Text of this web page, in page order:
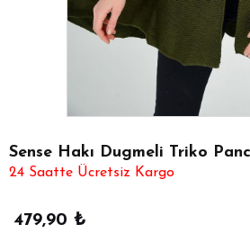
Sense Hakı Dugmeli Triko
24 Saatte Ücretsiz Kargo
479,90 ₺